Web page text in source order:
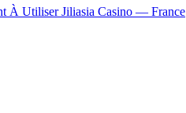
À Utiliser Jiliasia Casino — France